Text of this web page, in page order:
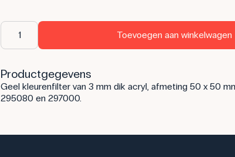
Toevoegen aan winkelwagen
Productgegevens
Geel kleurenfilter van 3 mm dik acryl, afmeting 50 x 50
295080 en 297000.